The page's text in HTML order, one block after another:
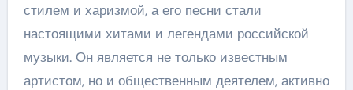
стилем и харизмой, а его песни стали
настоящими хитами и легендами российской
музыки. Он является не только известным
артистом, но и общественным деятелем, активно